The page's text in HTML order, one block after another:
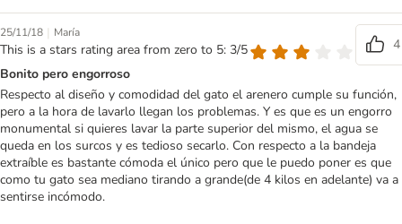
25/11/18 | María
This is a stars rating area from zero to 5: 3/5
4
Bonito pero engorroso
Respecto al diseño y comodidad del gato el arenero cumple su función,
pero a la hora de lavarlo llegan los problemas. Y es que es un engorro
monumental si quieres lavar la parte superior del mismo, el agua se
queda en los surcos y es tedioso secarlo. Con respecto a la bandeja
extraíble es bastante cómoda el único pero que le puedo poner es que
como tu gato sea mediano tirando a grande(de 4 kilos en adelante) va a
sentirse incómodo.